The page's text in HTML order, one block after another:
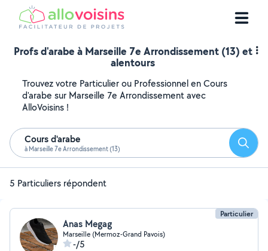
Profs d'arabe à Marseille 7e Arrondissement (13) et
alentours
Trouvez votre Particulier ou Professionnel en Cours
d'arabe sur Marseille 7e Arrondissement avec
AlloVoisins !
Cours d'arabe
à Marseille 7e Arrondissement (13)
5 Particuliers répondent
Particulier
Anas Megag
Marseille (Mermoz-Grand Pavois)
-/5